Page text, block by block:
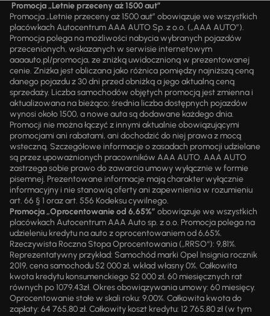
Promocja „Letnie przeceny aż 1500 aut”
Promocja „Letnie przeceny aż 1500 aut” obowiązuje we wszystkich
placówkach Autocentrum AAA AUTO Sp. z o.o. („AAA AUTO”).
Promocja polega na możliwości nabycia wybranych pojazdów
przecenionych, wskazanych w serwisie internetowym
aaaauto.pl/promocja, ze zniżką uwidocznioną w prezentowanej
cenie. Zniżka jest obliczana jako różnica pomiędzy najniższą ceną
danego pojazdu z 30 dni przed obniżką a jego aktualną ceną
sprzedaży. Liczba samochodów objętych promocją jest zmienna i
aktualizowana na bieżąco; średnia liczba dostępnych pojazdów
wynosi około 1500, a nowe auta są dodawane każdego dnia.
Promocji nie można łączyć z innymi aktualnie obowiązującymi
promocjami ani rabatami, ani dochodzić do niej prawa z mocą
wsteczną. Szczegółowe informacje o zasadach promocji udzielane
są przez upoważnionych pracowników AAA AUTO. AAA AUTO
zastrzega sobie prawo do zawarcia umowy wyłącznie w formie
pisemnej. Prezentowane informacje mają charakter wyłącznie
informacyjny i nie stanowią oferty ani zapewnienia w rozumieniu
art. 66 § 1 oraz art. 556 Kodeksu cywilnego.
Promocja „Oprocentowanie od 6,65%” obowiązuje we wszystkich
placówkach Autocentrum AAA Auto sp. z o.o. Promocja polega na
udzieleniu kredytu na auto z oprocentowaniem od 6,65%.
Rzeczywista Roczna Stopa Oprocentowania („RRSO“): 9,81%.
Reprezentatywny przykład: Samochód marki Opel Insignia rocznik
2019, cena samochodu 52 000 zł, wkład własny 0%. Całkowita
kwota kredytu konsumenckiego 52 000 zł, 60 miesięcznych rat
równych po 1079,43zł. Okres obowiązywania umowy: 60 miesięcy.
Oprocentowanie stałe w skali roku: 9,00%. Całkowita kwota do
zapłaty: 64 765,80 zł. Całkowity koszt kredytu: 12 765,80 zł (w tym